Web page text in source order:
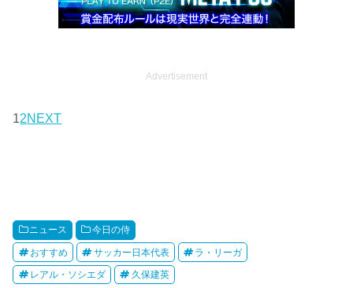
Advertisement
12NEXT
ニュース 今日の侍
おすすめ サッカー日本代表 ラ・リーガ
レアル・ソシエダ 久保建英